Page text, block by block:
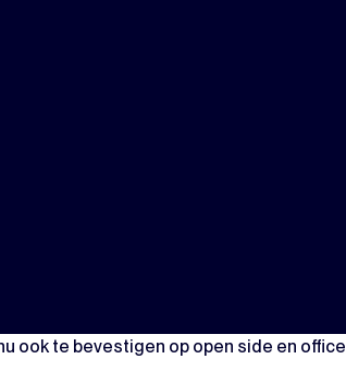
ook te bevestigen op open side en